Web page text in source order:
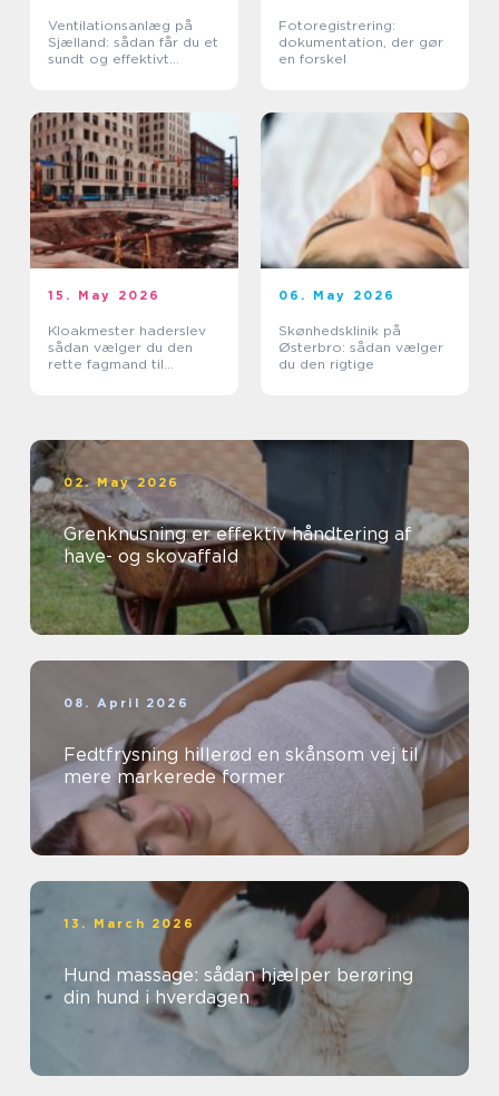
Ventilationsanlæg på
Sjælland: sådan får du et
sundt og effektivt
Fotoregistrering:
dokumentation, der gør
en forskel
15. May 2026
Kloakmester haderslev
sådan vælger du den
rette fagmand til
06. May 2026
Skønhedsklinik på
Østerbro: sådan vælger
du den rigtige
02. May 2026
Grenknusning er effektiv håndtering af
have- og skovaffald
08. April 2026
Fedtfrysning hillerød en skånsom vej til
mere markerede former
13. March 2026
Hund massage: sådan hjælper berøring
din hund i hverdagen